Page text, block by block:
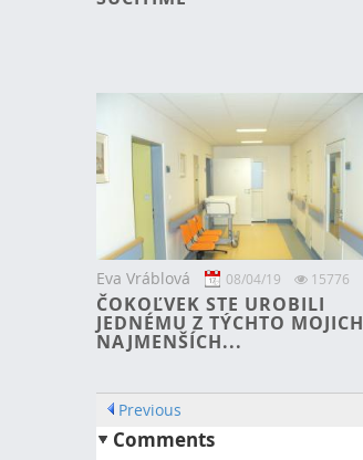
Eva Vráblová 08/04/19 15776
ČOKOĽVEK STE UROBILI
JEDNÉMU Z TÝCHTO MOJICH
NAJMENŠÍCH...
Previous
Comments